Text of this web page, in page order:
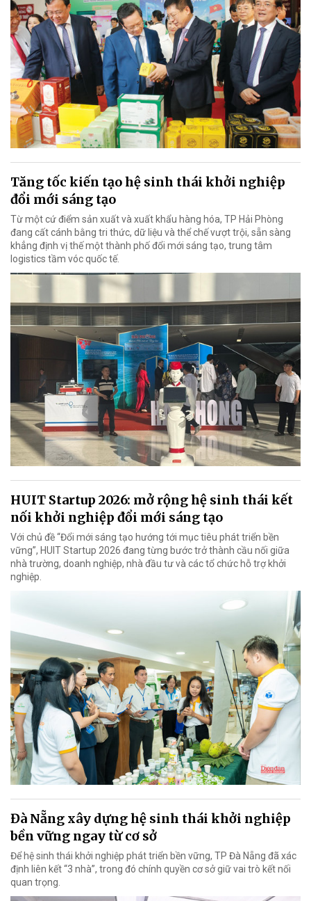
Tăng tốc kiến tạo hệ sinh thái khởi nghiệp
đổi mới sáng tạo
Từ một cứ điểm sản xuất và xuất khẩu hàng hóa, TP Hải Phòng
đang cất cánh bằng tri thức, dữ liệu và thể chế vượt trội, sẵn sàng
khẳng định vị thế một thành phố đổi mới sáng tạo, trung tâm
logistics tầm vóc quốc tế.
HUIT Startup 2026: mở rộng hệ sinh thái kết
nối khởi nghiệp đổi mới sáng tạo
Với chủ đề “Đổi mới sáng tạo hướng tới mục tiêu phát triển bền
vững”, HUIT Startup 2026 đang từng bước trở thành cầu nối giữa
nhà trường, doanh nghiệp, nhà đầu tư và các tổ chức hỗ trợ khởi
nghiệp.
Đà Nẵng xây dựng hệ sinh thái khởi nghiệp
bền vững ngay từ cơ sở
Để hệ sinh thái khởi nghiệp phát triển bền vững, TP Đà Nẵng đã xác
định liên kết “3 nhà”, trong đó chính quyền cơ sở giữ vai trò kết nối
quan trọng.